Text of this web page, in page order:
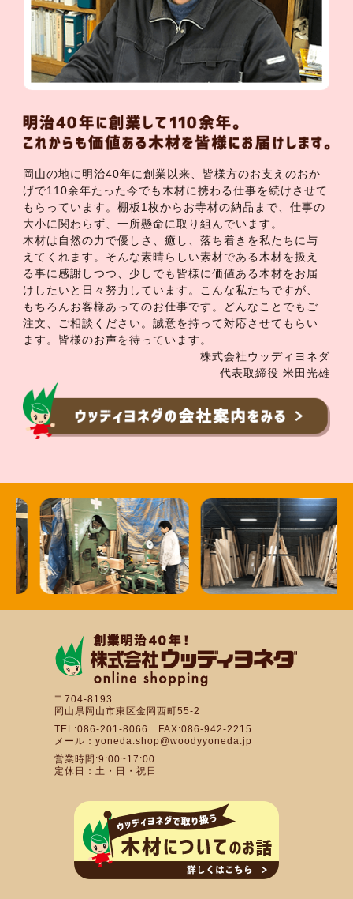
岡山の地に明治40年に創業以来、皆様方のお支えのおか
げで110余年たった今でも木材に携わる仕事を続けさせて
もらっています。棚板1枚からお寺材の納品まで、仕事の
大小に関わらず、一所懸命に取り組んでいます。
木材は自然の力で優しさ、癒し、落ち着きを私たちに与
えてくれます。そんな素晴らしい素材である木材を扱え
る事に感謝しつつ、少しでも皆様に価値ある木材をお届
けしたいと日々努力しています。こんな私たちですが、
もちろんお客様あってのお仕事です。どんなことでもご
注文、ご相談ください。誠意を持って対応させてもらい
ます。皆様のお声を待っています。
株式会社ウッディヨネダ
代表取締役 米田光雄
〒704-8193
岡山県岡山市東区金岡西町55-2
TEL:086-201-8066 FAX:086-942-2215
メール：yoneda.shop@woodyyoneda.jp
営業時間:9:00~17:00
定休日：土・日・祝日